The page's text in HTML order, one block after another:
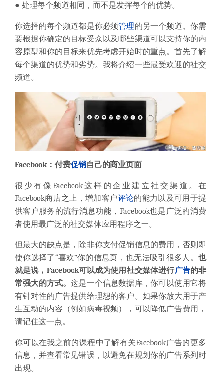
● 处理每个频道相同，而不是发挥每个的优势。
你选择的每个频道都是你必须管理的另一个频道。你需
要根据你确定的目标受众以及哪些渠道可以支持你的内
容原型和你的目标来优先考虑开始时的重点。首先了解
每个渠道的优势和劣势。我将介绍一些最受欢迎的社交
频道。
Facebook：付费促销自己的商业页面
很少有像Facebook这样的企业建立社交渠道。在
Facebook商店之上，增加客户评论的能力以及可用于提
供客户服务的流行消息功能，Facebook也是广泛的消费
者使用最广泛的社交媒体应用程序之一。
但最大的缺点是，除非你支付促销信息的费用，否则即
使你选择了“喜欢”你的信息页，也无法吸引很多人。 也
就是说，Facebook可以成为使用社交媒体进行广告的非
常强大的方式。这是一个信息数据库，你可以使用它将
有针对性的广告提供给理想的客户。如果你放大用于产
生互动的内容（例如病毒视频），可以降低广告费用，
请记住这一点。
你可以在我之前的课程中了解有关Facebook广告的更多
信息，并查看常见错误，以避免在规划你的广告系列时
出现。